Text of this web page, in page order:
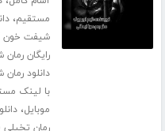
مستقیم،
شیفت خون
رایگان
دانلود
با لینک
موبایل،
رمان تخیلی